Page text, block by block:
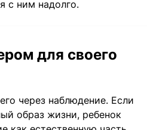
с ним надолго.
для своего
через наблюдение. Если
образ жизни, ребенок